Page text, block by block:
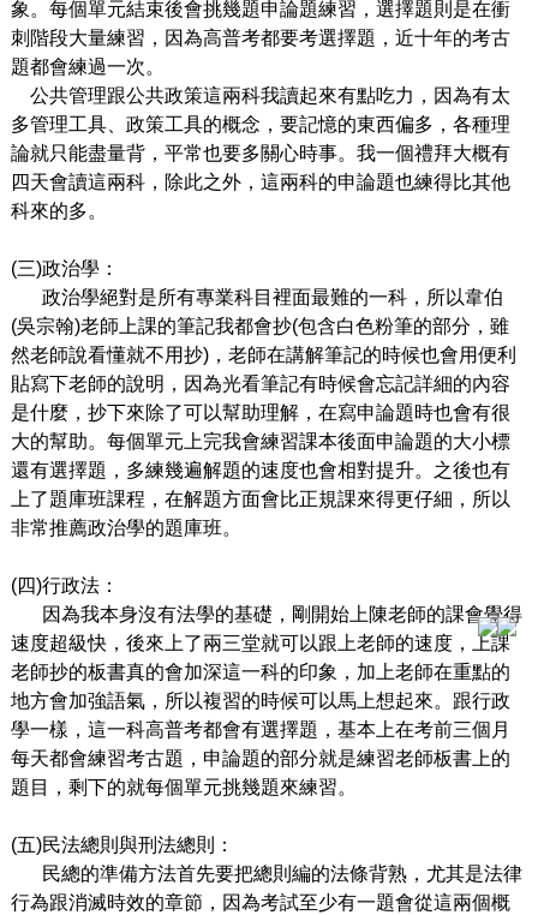
象。每個單元結束後會挑幾題申論題練習，選擇題則是在衝
刺階段大量練習，因為高普考都要考選擇題，近十年的考古
題都會練過一次。
公共管理跟公共政策這兩科我讀起來有點吃力，因為有太
多管理工具、政策工具的概念，要記憶的東西偏多，各種理
論就只能盡量背，平常也要多關心時事。我一個禮拜大概有
四天會讀這兩科，除此之外，這兩科的申論題也練得比其他
科來的多。
(三)政治學：
政治學絕對是所有專業科目裡面最難的一科，所以韋伯
(吳宗翰)老師上課的筆記我都會抄(包含白色粉筆的部分，雖
然老師說看懂就不用抄)，老師在講解筆記的時候也會用便利
貼寫下老師的說明，因為光看筆記有時候會忘記詳細的內容
是什麼，抄下來除了可以幫助理解，在寫申論題時也會有很
大的幫助。每個單元上完我會練習課本後面申論題的大小標
還有選擇題，多練幾遍解題的速度也會相對提升。之後也有
上了題庫班課程，在解題方面會比正規課來得更仔細，所以
非常推薦政治學的題庫班。
(四)行政法：
因為我本身沒有法學的基礎，剛開始上 陳老師的課會覺得
速度超級快，後來上了兩三堂就可以跟上老師的速度，上課
老師抄的板書真的會加深這一科的印象，加上老師在重點的
地方會加強語氣，所以複習的時候可以馬上想起來。跟行政
學一樣，這一科高普考都會有選擇題，基本上在考前三個月
每天都會練習考古題，申論題的部分就是練習老師板書上的
題目，剩下的就每個單元挑幾題來練習。
(五)民法總則與刑法總則：
民總的準備方法首先要把總則編的法條背熟，尤其是法律
行為跟消滅時效的章節，因為考試至少有一題會從這兩個概